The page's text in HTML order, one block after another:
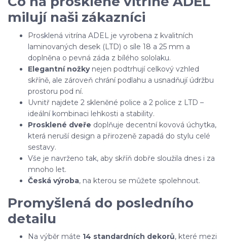
milují naši zákazníci
Prosklená vitrína ADEL je vyrobena z kvalitních
laminovaných desek (LTD) o síle 18 a 25 mm a
doplněna o pevná záda z bílého sololaku.
Elegantní nožkynejen podtrhují celkový vzhled
skříně, ale zároveň chrání podlahu a usnadňují údržbu
prostoru pod ní.
Uvnitř najdete 2 skleněné police a 2 police z LTD –
ideální kombinaci lehkosti a stability.
Prosklené dveře doplňuje decentní kovová úchytka,
která neruší design a přirozeně zapadá do stylu celé
sestavy.
Vše je navrženo tak, aby skříň dobře sloužila dnes i za
mnoho let.
Česká výroba, na kterou se můžete spolehnout.
Promyšlená do posledního
detailu
Na výběr máte 14 standardních dekorů, které mezi